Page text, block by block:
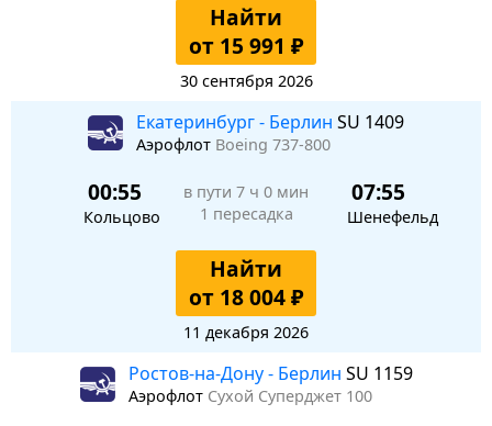
Найти
от 15 991 ₽
30 сентября 2026
Екатеринбург - Берлин SU 1409
Аэрофлот Boeing 737-800
00:55
Кольцово
в пути 7 ч 0 мин
1 пересадка
07:55
Шенефельд
Найти
от 18 004 ₽
11 декабря 2026
Ростов-на-Дону - Берлин SU 1159
Аэрофлот Сухой Суперджет 100